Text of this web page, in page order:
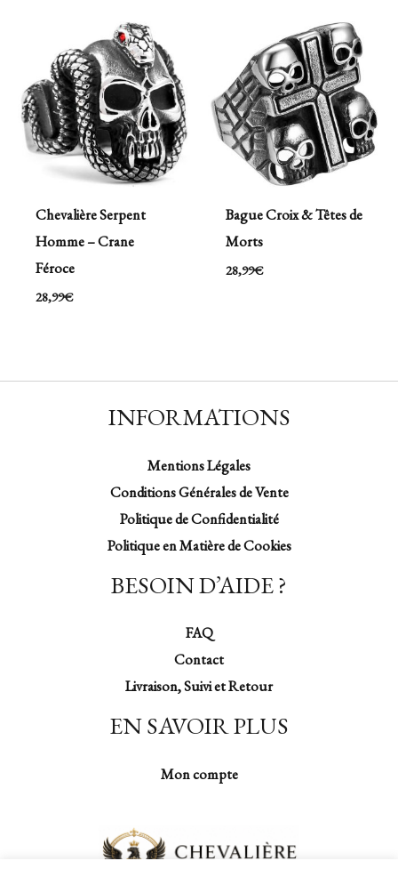
Chevalière Serpent
Homme – Crane
Féroce
28,99€
Bague Croix & Têtes de
Morts
28,99€
INFORMATIONS
Mentions Légales
Conditions Générales de Vente
Politique de Confidentialité
Politique en Matière de Cookies
BESOIN D’AIDE ?
FAQ
Contact
Livraison, Suivi et Retour
EN SAVOIR PLUS
Mon compte